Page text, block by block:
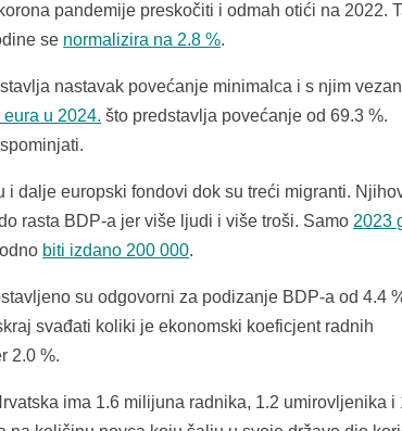
pandemije preskočiti i odmah otići na 2022.
se normalizira na 2.8 %.
nastavak povećanje minimalca i s njim
eura u 2024. što predstavlja povećanje od 69.3 %.
dalje europski fondovi dok su treći migranti.
rasta BDP-a jer više ljudi i više troši. Samo 2023
biti izdano 200 000.
su odgovorni za podizanje BDP-a od 4.4
svađati koliki je ekonomski koeficjent radnih
2.0 %.
ima 1.6 milijuna radnika, 1.2 umirovljenika i